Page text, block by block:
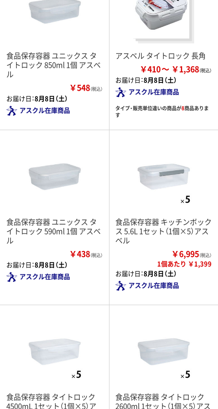
食品保存容器 ユニックス タ
イトロック 850ml 1個 アスベ
ル
￥548（税込）
お届け日：8月8日（土）
アスクル在庫商品
アスベル タイトロック 長角
￥410 ￥1,368
お届け日：8月8日（土）
アスクル在庫商品
タイプ・販売単位違いの商品が8商品ありま
す
食品保存容器 ユニックス タ
イトロック 590ml 1個 アスベ
ル
￥438（税込）
お届け日：8月8日（土）
アスクル在庫商品
食品保存容器 キッチンボック
ス 5.6L 1セット（1個×5）アス
ベル
￥6,995（税込）
1個あたり ￥1,399
お届け日：8月8日（土）
アスクル在庫商品
食品保存容器 タイトロック
4500mL 1セット（1個×5）ア
食品保存容器 タイトロック
2600ml 1セット（1個×5）アス